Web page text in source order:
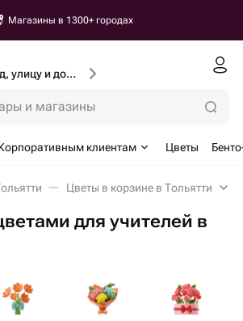
Магазины в 1300+ городах
Введите город, улицу и дом доставки
и магазины
клиентам Цветы
Цветы в корзине в Тольятти
для учителей в